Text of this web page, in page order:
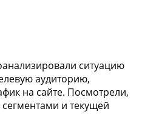
ситуацию
аудиторию,
на сайте. Посмотрели,
и текущей